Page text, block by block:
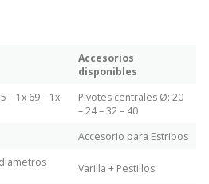
Accesorios
disponibles
– 1x 69 – 1x
Pivotes centrales Ø: 20
– 24 – 32 – 40
Accesorio para Estribos
Varilla + Pestillos